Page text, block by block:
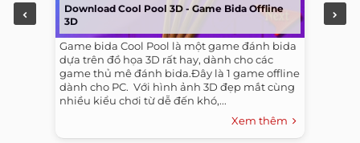
Download Cool Pool 3D - Game Bida Offline
3D
Game bida Cool Pool là một game đánh bida
dựa trên đồ họa 3D rất hay, dành cho các
game thủ mê đánh bida.Đây là 1 game offline
dành cho PC. ​ Với hình ảnh 3D đẹp mắt cùng
nhiều kiểu chơi từ dễ đến khó,...
Xem thêm